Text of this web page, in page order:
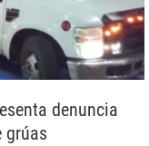
denuncia
grúas